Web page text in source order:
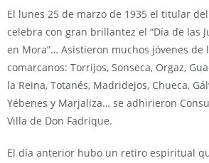
El lunes 25 de marzo de 1935 el titular
celebra con gran brillantez el “Día de las
en Mora”… Asistieron muchos jóvenes de
comarcanos: Torrijos, Sonseca, Orgaz,
la Reina, Totanés, Madridejos, Chueca,
Yébenes y Marjaliza… se adhirieron
Villa de Don Fadrique.
El día anterior hubo un retiro espiritual